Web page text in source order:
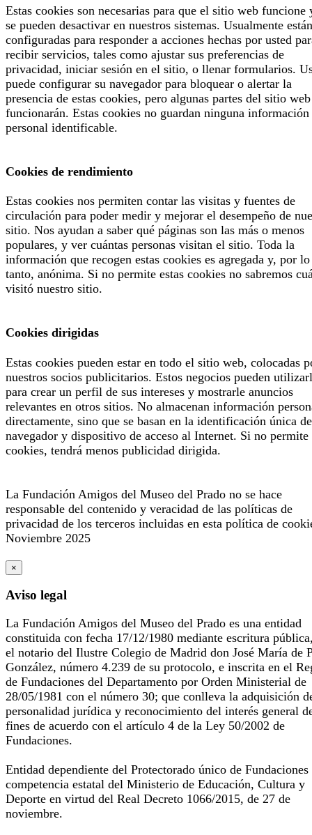
Estas cookies son necesarias para que el sitio web funcione
se pueden desactivar en nuestros sistemas. Usualmente están
configuradas para responder a acciones hechas por usted
recibir servicios, tales como ajustar sus preferencias de
privacidad, iniciar sesión en el sitio, o llenar formularios.
puede configurar su navegador para bloquear o alertar la
presencia de estas cookies, pero algunas partes del sitio
funcionarán. Estas cookies no guardan ninguna información
personal identificable.
Cookies de rendimiento
Estas cookies nos permiten contar las visitas y fuentes de
circulación para poder medir y mejorar el desempeño de
sitio. Nos ayudan a saber qué páginas son las más o menos
populares, y ver cuántas personas visitan el sitio. Toda la
información que recogen estas cookies es agregada y, por lo
tanto, anónima. Si no permite estas cookies no sabremos
visitó nuestro sitio.
Cookies dirigidas
Estas cookies pueden estar en todo el sitio web, colocadas
nuestros socios publicitarios. Estos negocios pueden
para crear un perfil de sus intereses y mostrarle anuncios
relevantes en otros sitios. No almacenan información
directamente, sino que se basan en la identificación única
navegador y dispositivo de acceso al Internet. Si no permite
cookies, tendrá menos publicidad dirigida.
La Fundación Amigos del Museo del Prado no se hace
responsable del contenido y veracidad de las políticas de
privacidad de los terceros incluidas en esta política de
Noviembre 2025
×
Aviso legal
La Fundación Amigos del Museo del Prado es una entidad
constituida con fecha 17/12/1980 mediante escritura
el notario del Ilustre Colegio de Madrid don José María de
González, número 4.239 de su protocolo, e inscrita en el
de Fundaciones del Departamento por Orden Ministerial de
28/05/1981 con el número 30; que conlleva la adquisición
personalidad jurídica y reconocimiento del interés general
fines de acuerdo con el artículo 4 de la Ley 50/2002 de
Fundaciones.
Entidad dependiente del Protectorado único de Fundaciones
competencia estatal del Ministerio de Educación, Cultura y
Deporte en virtud del Real Decreto 1066/2015, de 27 de
noviembre.